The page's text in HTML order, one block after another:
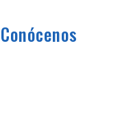
Conócenos